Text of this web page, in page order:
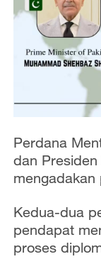
Perdana
dan
mengadakan
Kedua-dua
pendapat
proses